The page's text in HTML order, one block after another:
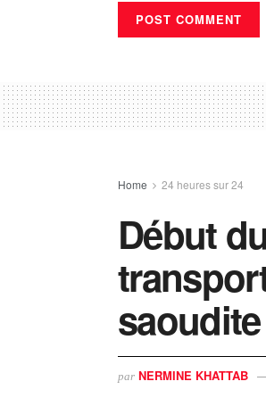
Home 24 heures sur 24
Début
saoudite
par NERMINE KHATTAB